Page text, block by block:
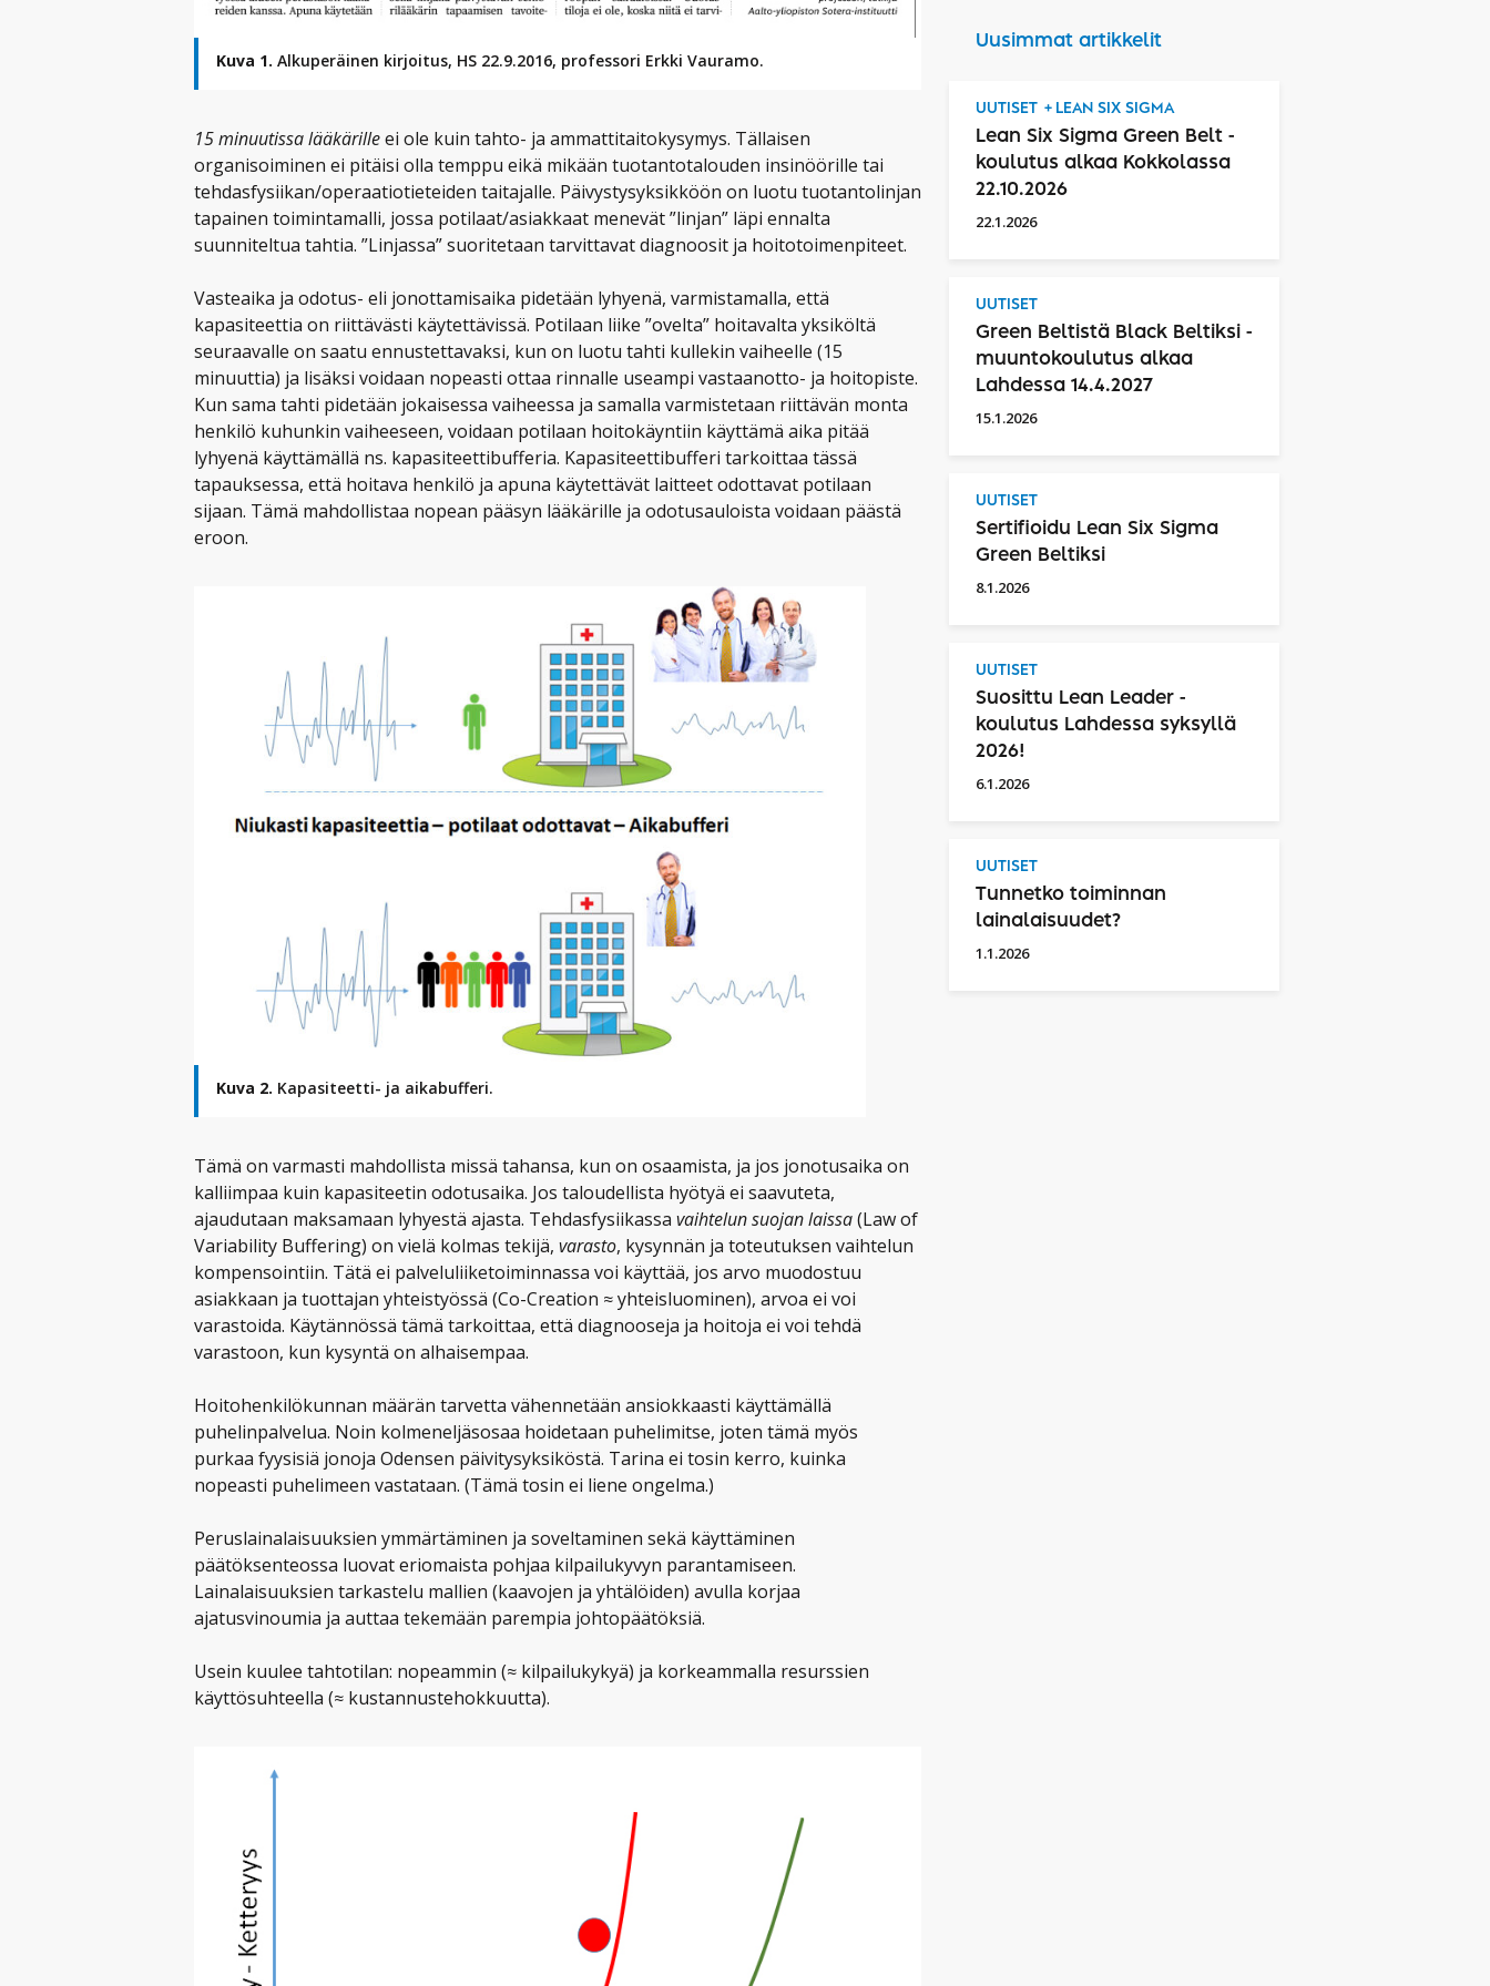
Kuva 1. Alkuperäinen kirjoitus, HS 22.9.2016, professori Erkki Vauramo.
15 minuutissa lääkärilleei ole kuin tahto- ja ammattitaitokysymys. Tällaisen
organisoiminen ei pitäisi olla temppu eikä mikään tuotantotalouden insinöörille tai
tehdasfysiikan/operaatiotieteiden taitajalle. Päivystysyksikköön on luotu tuotantolinjan
tapainen toimintamalli, jossa potilaat/asiakkaat menevät ”linjan” läpi ennalta
suunniteltua tahtia. ”Linjassa” suoritetaan tarvittavat diagnoosit ja hoitotoimenpiteet.
Vasteaika ja odotus- eli jonottamisaika pidetään lyhyenä, varmistamalla, että
kapasiteettia on riittävästi käytettävissä. Potilaan liike ”ovelta” hoitavalta yksiköltä
seuraavalle on saatu ennustettavaksi, kun on luotu tahti kullekin vaiheelle (15
minuuttia) ja lisäksi voidaan nopeasti ottaa rinnalle useampi vastaanotto- ja hoitopiste.
Kun sama tahti pidetään jokaisessa vaiheessa ja samalla varmistetaan riittävän monta
henkilö kuhunkin vaiheeseen, voidaan potilaan hoitokäyntiin käyttämä aika pitää
lyhyenä käyttämällä ns. kapasiteettibufferia. Kapasiteettibufferi tarkoittaa tässä
tapauksessa, että hoitava henkilö ja apuna käytettävät laitteet odottavat potilaan
sijaan. Tämä mahdollistaa nopean pääsyn lääkärille ja odotusauloista voidaan päästä
eroon.
Kuva 2. Kapasiteetti- ja aikabufferi.
Tämä on varmasti mahdollista missä tahansa, kun on osaamista, ja jos jonotusaika on
kalliimpaa kuin kapasiteetin odotusaika. Jos taloudellista hyötyä ei saavuteta,
ajaudutaan maksamaan lyhyestä ajasta. Tehdasfysiikassa vaihtelun suojan laissa(Law of
Variability Buffering) on vielä kolmas tekijä, varasto, kysynnän ja toteutuksen vaihtelun
kompensointiin. Tätä ei palveluliiketoiminnassa voi käyttää, jos arvo muodostuu
asiakkaan ja tuottajan yhteistyössä (Co-Creation ≈ yhteisluominen), arvoa ei voi
varastoida. Käytännössä tämä tarkoittaa, että diagnooseja ja hoitoja ei voi tehdä
varastoon, kun kysyntä on alhaisempaa.
Hoitohenkilökunnan määrän tarvetta vähennetään ansiokkaasti käyttämällä
puhelinpalvelua. Noin kolmeneljäsosaa hoidetaan puhelimitse, joten tämä myös
purkaa fyysisiä jonoja Odensen päivitysyksiköstä. Tarina ei tosin kerro, kuinka
nopeasti puhelimeen vastataan. (Tämä tosin ei liene ongelma.)
Peruslainalaisuuksien ymmärtäminen ja soveltaminen sekä käyttäminen
päätöksenteossa luovat eriomaista pohjaa kilpailukyvyn parantamiseen.
Lainalaisuuksien tarkastelu mallien (kaavojen ja yhtälöiden) avulla korjaa
ajatusvinoumia ja auttaa tekemään parempia johtopäätöksiä.
Usein kuulee tahtotilan: nopeammin (≈ kilpailukykyä) ja korkeammalla resurssien
käyttösuhteella (≈ kustannustehokkuutta).
Uusimmat artikkelit
UUTISET LEAN SIX SIGMA
Lean Six Sigma Green Belt -
koulutus alkaa Kokkolassa
22.10.2026
22.1.2026
UUTISET
Green Beltistä Black Beltiksi -
muuntokoulutus alkaa
Lahdessa 14.4.2027
15.1.2026
UUTISET
Sertifioidu Lean Six Sigma
Green Beltiksi
8.1.2026
UUTISET
Suosittu Lean Leader -
koulutus Lahdessa syksyllä
2026!
6.1.2026
UUTISET
Tunnetko toiminnan
lainalaisuudet?
1.1.2026